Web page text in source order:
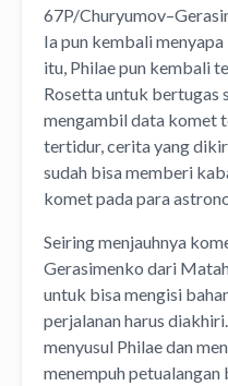
67P/
Ia pun kembali
itu, Philae pun kembali
Rosetta untuk bertugas
mengambil data komet
tertidur, cerita yang
sudah bisa memberi
komet pada para
Seiring menjauhnya
Gerasimenko dari
untuk bisa mengisi
perjalanan harus
menyusul Philae dan
menempuh